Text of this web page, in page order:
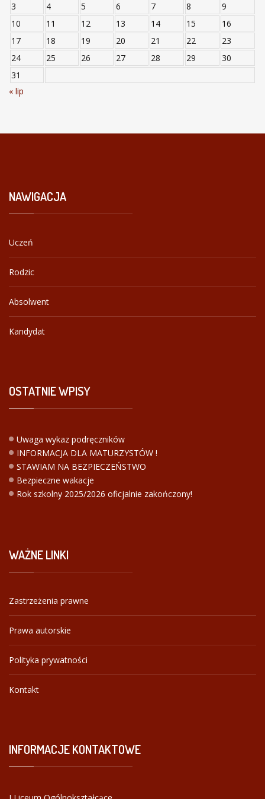
3
4 5 6 7 8
9
10
11 12 13 14 15
16
17
18 19 20 21 22
23
24
25 26 27 28 29
30
31
« lip
NAWIGACJA
Uczeń
Rodzic
Absolwent
Kandydat
OSTATNIEWPISY
Uwaga wykaz podręczników
INFORMACJA DLA MATURZYSTÓW !
STAWIAM NA BEZPIECZEŃSTWO
Bezpieczne wakacje
Rok szkolny 2025/2026 oficjalnie zakończony!
WAŻNELINKI
Zastrzeżenia prawne
Prawa autorskie
Polityka prywatności
Kontakt
INFORMACJEKONTAKTOWE